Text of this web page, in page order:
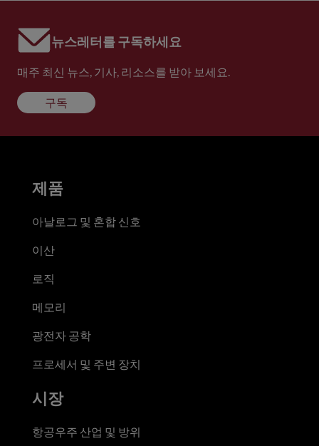
뉴스레터를 구독하세요
매주 최신 뉴스, 기사, 리소스를 받아 보세요.
구독
제품
아날로그 및 혼합 신호
이산
로직
메모리
광전자 공학
프로세서 및 주변 장치
시장
항공우주 산업 및 방위